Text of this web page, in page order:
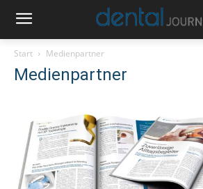
Start Medienpartner
Medienpartner